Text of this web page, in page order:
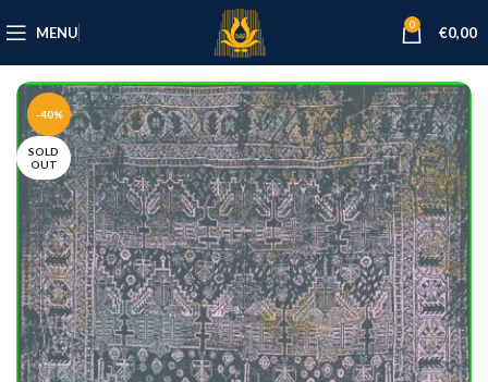
MENU 0 €0,00
-40%
SOLD
OUT